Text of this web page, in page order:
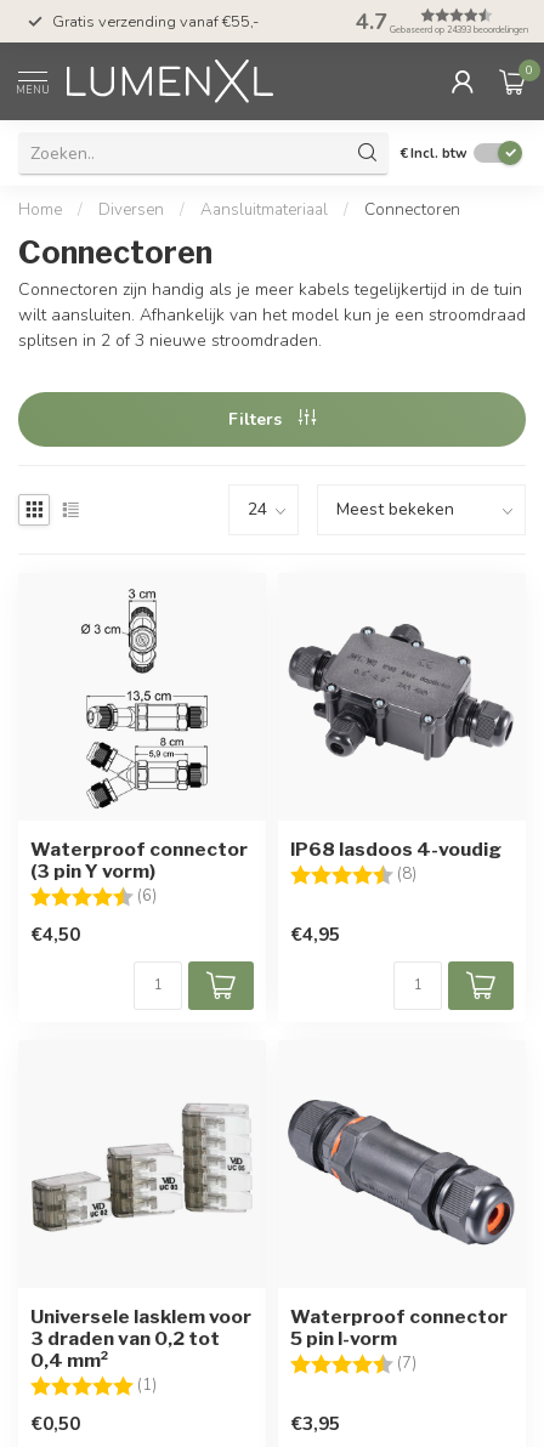
Gratis verzending vanaf €55,- 50 dagen
met Klarna
4.7 Gebaseerd op 24393 beoordelingen
MENU
0
€Incl. btw
Home / Diversen / Aansluitmateriaal / Connectoren
Connectoren
Connectoren zijn handig als je meer kabels tegelijkertijd in de tuin
wilt aansluiten. Afhankelijk van het model kun je een stroomdraad
splitsen in 2 of 3 nieuwe stroomdraden.
Filters
Waterproof connector
(3 pin Y vorm)
Beoordeling: (6)
€4,50
IP68 lasdoos 4-voudig
Beoordeling: (8)
€4,95
Universele lasklem voor
3 draden van 0,2 tot
0,4 mm²
Beoordeling: (1)
€0,50
Waterproof connector
5 pin I-vorm
Beoordeling: (7)
€3,95